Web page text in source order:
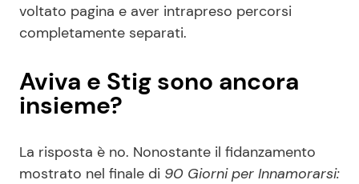
voltato pagina e aver intrapreso percorsi
completamente separati.
Aviva e Stig sono ancora
insieme?
La risposta è no. Nonostante il fidanzamento
mostrato nel finale di 90 Giorni per Innamorarsi: